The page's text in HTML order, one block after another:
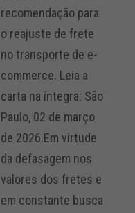
recomendação para
o reajuste de frete
no transporte de e-
commerce. Leia a
carta na íntegra: São
Paulo, 02 de março
de 2026.Em virtude
da defasagem nos
valores dos fretes e
em constante busca